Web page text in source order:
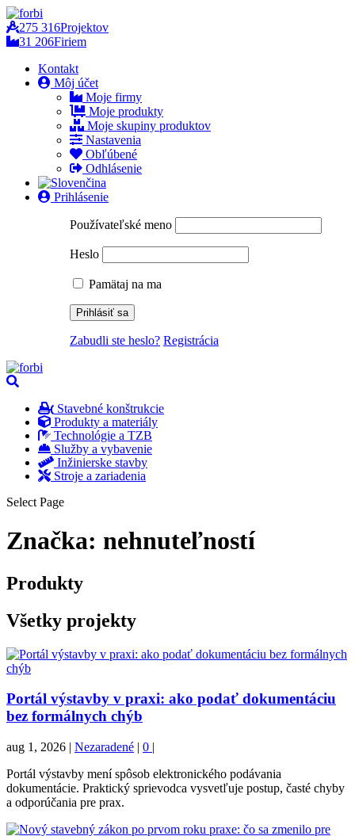
275 316Projektov
31 206Firiem
Kontakt
Môj účet
Moje firmy
Moje produkty
Moje skupiny produktov
Nastavenia
Obľúbené
Odhlásenie
Prihlásenie
Používateľské meno
Heslo
Pamätaj na ma
Zabudli ste heslo? Registrácia
Stavebné konštrukcie
Produkty a materiály
Technológie a TZB
Služby a vybavenie
Inžinierske stavby
Stroje a zariadenia
Select Page
Značka: nehnuteľností
Produkty
Všetky projekty
Portál výstavby v praxi: ako podať dokumentáciu
bez formálnych chýb
aug 1, 2026 | Nezaradené | 0 |
Portál výstavby mení spôsob elektronického podávania
dokumentácie. Praktický sprievodca vysvetľuje postup, časté chyby
a odporúčania pre prax.